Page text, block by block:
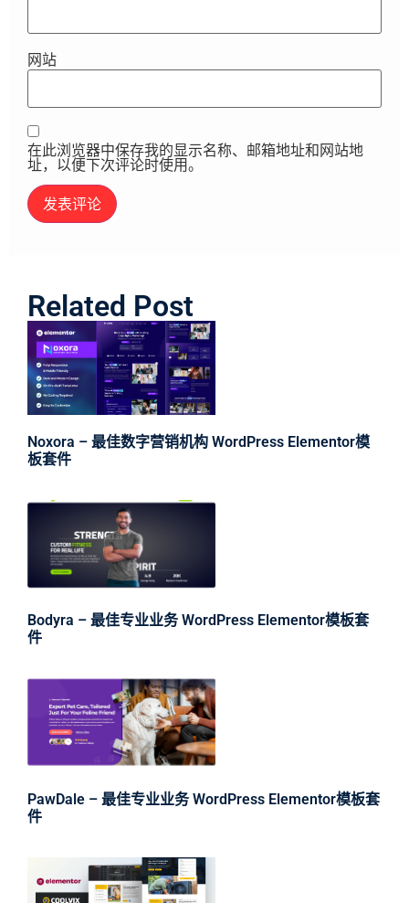
网站
在此浏览器中保存我的显示名称、邮箱地址和网站地
址，以便下次评论时使用。
Related Post
Noxora – 最佳数字营销机构 WordPress Elementor模
板套件
Bodyra – 最佳专业业务 WordPress Elementor模板套
件
PawDale – 最佳专业业务 WordPress Elementor模板套
件